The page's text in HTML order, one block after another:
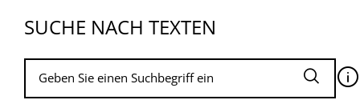
SUCHE NACH TEXTEN
🛈